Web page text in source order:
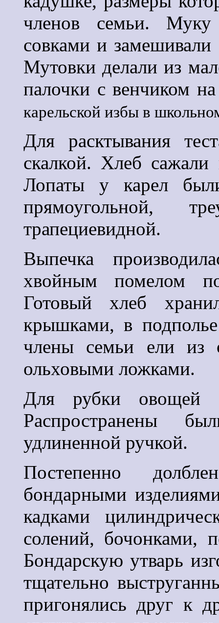
членов семьи.
Муку
совками и
Мутовки делали из
палочки с венчиком
карельской избы в
Для расктывания
скалкой. Хлеб сажали
Лопаты у карел
прямоугольной,
трапециевидной.
Выпечка
хвойным помелом
Готовый хлеб
крышками, в
члены семьи ели из
ольховыми ложками.
Для рубки овощей
Распространены
удлиненной ручкой.
Постепенно
бондарными
кадками
солений, бочонками,
Бондарскую утварь
тщательно
пригонялись друг к